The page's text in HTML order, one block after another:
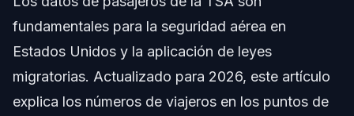
Comprendiendo los Datos de Pasajeros de la TSA
Datos de Puntos de Control de la TSA por
Aeropuerto
Variación en el Volumen por Aeropuerto
fundamentales para la seguridad aérea en
Estados Unidos y la aplicación de leyes
migratorias. Actualizado para 2026, este artículo
explica los números de viajeros en los puntos de